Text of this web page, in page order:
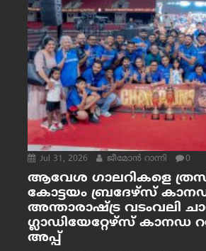
Jul 31, 2026 ജീമോന്‍ റാന്നി 0
ആവേശ ഗാലറികളെ
കോട്ടയം ബ്രദേഴ്‌സ്
അന്താരാഷ്ട്ര വടംവലി
ഗ്ലാഡിയേറ്റേഴ്‌സ് കാനഡ
അപ്പ്